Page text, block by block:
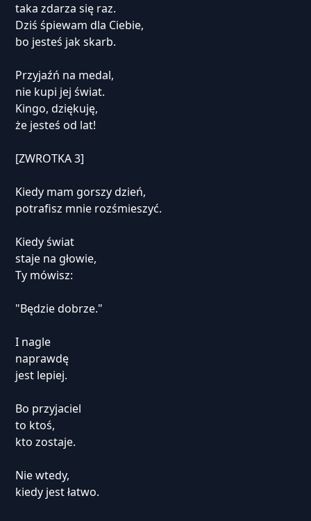
taka zdarza się raz.
Dziś śpiewam dla Ciebie,
bo jesteś jak skarb.
Przyjaźń na medal,
nie kupi jej świat.
Kingo, dziękuję,
że jesteś od lat!
[ZWROTKA 3]
Kiedy mam gorszy dzień,
potrafisz mnie rozśmieszyć.
Kiedy świat
staje na głowie,
Ty mówisz:
"Będzie dobrze."
I nagle
naprawdę
jest lepiej.
Bo przyjaciel
to ktoś,
kto zostaje.
Nie wtedy,
kiedy jest łatwo.